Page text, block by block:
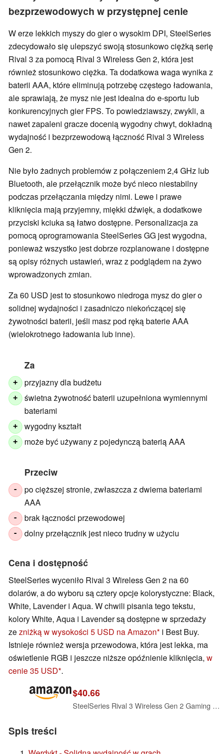
bezprzewodowych w przystępnej cenie
W erze lekkich myszy do gier o wysokim DPI, SteelSeries
zdecydowało się ulepszyć swoją stosunkowo ciężką serię
Rival 3 za pomocą Rival 3 Wireless Gen 2, która jest
również stosunkowo ciężka. Ta dodatkowa waga wynika z
baterii AAA, które eliminują potrzebę częstego ładowania,
ale sprawiają, że mysz nie jest idealna do e-sportu lub
konkurencyjnych gier FPS. To powiedziawszy, zwykli, a
nawet zapaleni gracze docenią wygodny chwyt, dokładną
wydajność i bezprzewodową łączność Rival 3 Wireless
Gen 2.
Nie było żadnych problemów z połączeniem 2,4 GHz lub
Bluetooth, ale przełącznik może być nieco niestabilny
podczas przełączania między nimi. Lewe i prawe
kliknięcia mają przyjemny, miękki dźwięk, a dodatkowe
przyciski kciuka są łatwo dostępne. Personalizacja za
pomocą oprogramowania SteelSeries GG jest wygodna,
ponieważ wszystko jest dobrze rozplanowane i dostępne
są opisy różnych ustawień, wraz z podglądem na żywo
wprowadzonych zmian.
Za 60 USD jest to stosunkowo niedroga mysz do gier o
solidnej wydajności i zasadniczo niekończącej się
żywotności baterii, jeśli masz pod ręką baterie AAA
(wielokrotnego ładowania lub inne).
Za
+ przyjazny dla budżetu
+
świetna żywotność baterii uzupełniona wymiennymi
bateriami
+ wygodny kształt
+ może być używany z pojedynczą baterią AAA
Przeciw
-
po cięższej stronie, zwłaszcza z dwiema bateriami
AAA
- brak łączności przewodowej
- dolny przełącznik jest nieco trudny w użyciu
Cena i dostępność
SteelSeries wyceniło Rival 3 Wireless Gen 2 na 60
dolarów, a do wyboru są cztery opcje kolorystyczne: Black,
White, Lavender i Aqua. W chwili pisania tego tekstu,
kolory White, Aqua i Lavender są dostępne w sprzedaży
zezniżką w wysokości 5 USD na Amazon i Best Buy.
Istnieje również wersja przewodowa, która jest lekka, ma
oświetlenie RGB i jeszcze niższe opóźnienie kliknięcia, w
cenie 35 USD .
$40.66
SteelSeries Rival 3 Wireless Gen 2 Gaming Mouse — 2.4GHz and Bluetooth — 18000 DPI TrueMove Air Optical Sensor — 60 Million Click Durability — Light-Weight — 100% PTFE Feet — White
Spis treści